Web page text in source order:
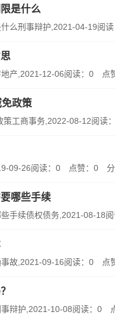
是什么
什么刑事辩护,2021-04-19
地产,2021-12-06阅读：0
政策
策工商事务,2022-08-12阅
09-26阅读：0 点赞：0 分
哪些手续
些手续债权债务,2021-08-18
事故,2021-09-16阅读：0
事辩护,2021-10-08阅读：0